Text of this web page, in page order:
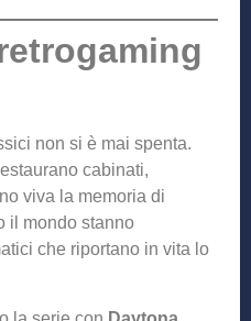
non si è mai spenta.
cabinati,
viva la memoria di
il mondo stanno
che riportano in vita lo